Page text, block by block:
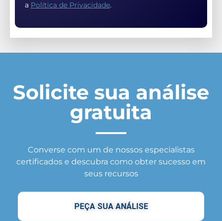
a Política de Privacidade.
Solicite sua análise
gratuita
Converse com um de nossos especialistas
certificados e descubra como obter sucesso em
seus recursos
PEÇA SUA ANÁLISE